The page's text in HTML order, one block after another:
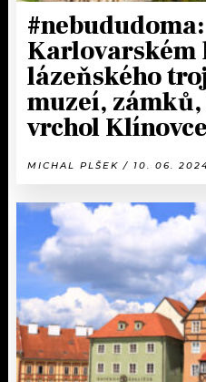
Karlovarském
lázeňského
muzeí,
vrchol Klínovce
MICHAL PLŠEK / 10. 06.